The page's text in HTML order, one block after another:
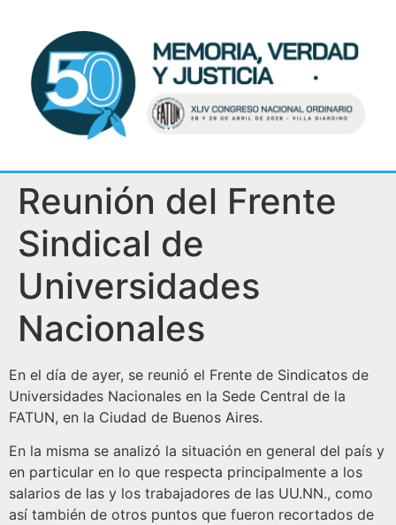
Reunión del Frente
Sindical de
Universidades
Nacionales
En el día de ayer, se reunió el Frente de Sindicatos de
Universidades Nacionales en la Sede Central de la
FATUN, en la Ciudad de Buenos Aires.
En la misma se analizó la situación en general del país y
en particular en lo que respecta principalmente a los
salarios de las y los trabajadores de las UU.NN., como
así también de otros puntos que fueron recortados de